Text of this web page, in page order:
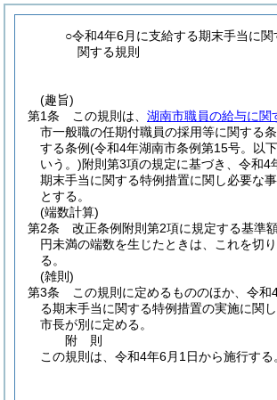
○令和4年6月に支給する期末手当に関
関する規則
(趣旨)
第1条
この規則は、 湖南市職員の給与に関
市一般職の任期付職員の採用等に関する
する条例(令和4年湖南市条例第15号。以
いう。)附則第3項の規定に基づき、令和4
期末手当に関する特例措置に関し必要な
とする。
(端数計算)
第2条
改正条例附則第2項に規定する基準
円未満の端数を生じたときは、これを切
る。
(雑則)
第3条
この規則に定めるもののほか、令和
る期末手当に関する特例措置の実施に関し
市長が別に定める。
附 則
この規則は、令和4年6月1日から施行する